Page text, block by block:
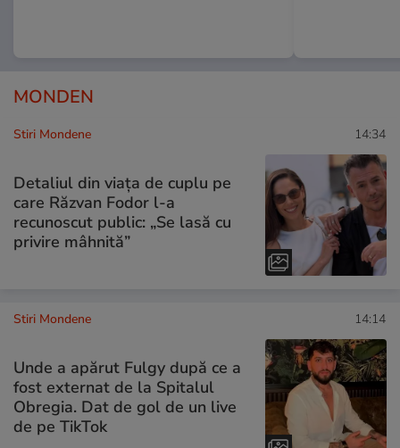
MONDEN
Stiri Mondene 14:34
Detaliul din viața de cuplu pe
care Răzvan Fodor l-a
recunoscut public: „Se lasă cu
privire mâhnită”
Stiri Mondene 14:14
Unde a apărut Fulgy după ce a
fost externat de la Spitalul
Obregia. Dat de gol de un live
de pe TikTok